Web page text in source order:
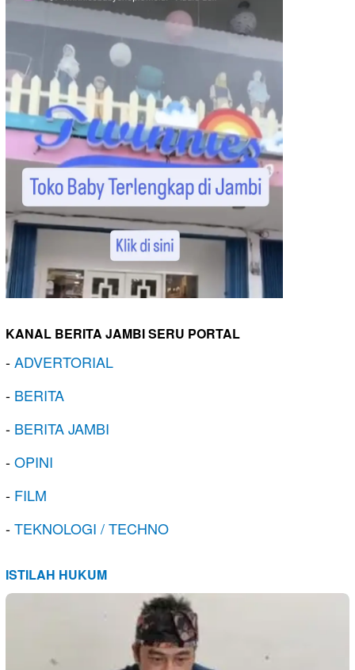
KANAL BERITA JAMBI SERU PORTAL
-ADVERTORIAL
- BERITA
- BERITA JAMBI
-OPINI
- FILM
-TEKNOLOGI / TECHNO
ISTILAH HUKUM